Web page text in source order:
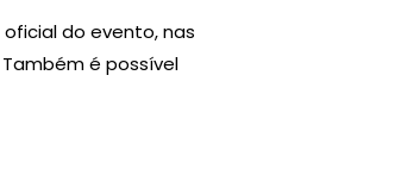
do evento, nas
Também é possível